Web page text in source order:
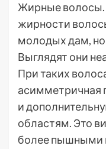
Жирные
жирности
молодых дам,
Выглядят они
При таких
асимметричная
и
областям. Это
более пышными